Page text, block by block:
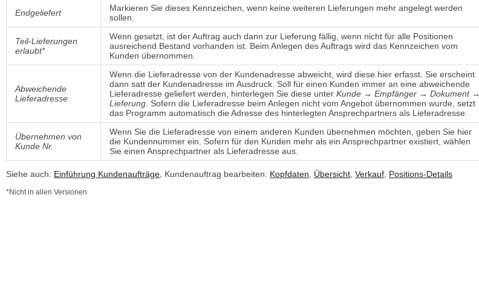
Endgeliefert
Markieren Sie dieses Kennzeichen, wenn keine weiteren Lieferungen mehr angelegt werden
sollen.
Teil-Lieferungen
erlaubt*
Wenn gesetzt, ist der Auftrag auch dann zur Lieferung fällig, wenn nicht für alle Positionen
ausreichend Bestand vorhanden ist. Beim Anlegen des Auftrags wird das Kennzeichen vom
Kunden übernommen.
Abweichende
Lieferadresse
Wenn die Lieferadresse von der Kundenadresse abweicht, wird diese hier erfasst. Sie erscheint
dann satt der Kundenadresse im Ausdruck. Soll für einen Kunden immer an eine abweichende
Lieferadresse geliefert werden, hinterlegen Sie diese unterKunde → Empfänger → Dokument →
Lieferung . Sofern die Lieferadresse beim Anlegen nicht vom Angebot übernommen wurde, setzt
das Programm automatisch die Adresse des hinterlegten Ansprechpartners als Lieferadresse.
Übernehmen von
Kunde Nr.
Wenn Sie die Lieferadresse von einem anderen Kunden übernehmen möchten, geben Sie hier
die Kundennummer ein. Sofern für den Kunden mehr als ein Ansprechpartner existiert, wählen
Sie einen Ansprechpartner als Lieferadresse aus.
Siehe auch: Einführung Kundenaufträge, Kundenauftrag bearbeiten: Kopfdaten, Übersicht, Verkauf, Positions-Details
*Nicht in allen Versionen